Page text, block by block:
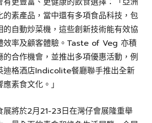
的素產品，當中還有多項食品科技，包
的自動炒菜機，這些創新技術能有效協
效率及顧客體驗。Taste of Veg 亦積
合作機會，並推出多項優惠活動，例
迪格酒店Indicolite餐廳聯手推出全新
素食文化。」
展將於2月21-23日在灣仔會展隆重舉